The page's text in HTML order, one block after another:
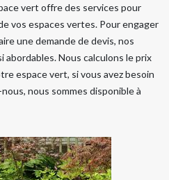
vert offre des services pour
vos espaces vertes. Pour engager
une demande de devis, nos
Nous calculons le prix
espace vert, si vous avez besoin
nous sommes disponible à